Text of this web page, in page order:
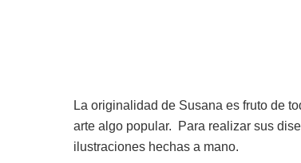
La originalidad de Susana es fruto de
arte algo popular. Para realizar sus
ilustraciones hechas a mano.